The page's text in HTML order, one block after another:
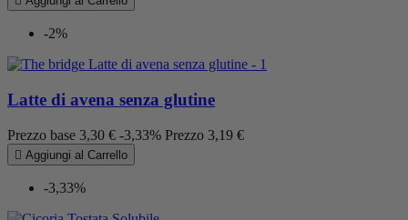
-2%
Latte di avena senza glutine
Prezzo base 3,30 € -3,33% Prezzo 3,19 €
 Aggiungi al Carrello
-3,33%